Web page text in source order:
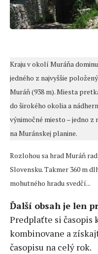
Kraju v okolí Muráňa
jedného z najvyššie
Muráň (938 m). Miesta
do širokého okolia a
výnimočné miesto – jedno z
na Muránskej planine.
Rozlohou sa hrad Muráň
Slovensku. Takmer 360 m
mohutného hradu svedčí...
Ďalší obsah je len
Predplaťte si časopis
kombinovane a
časopisu na celý rok.